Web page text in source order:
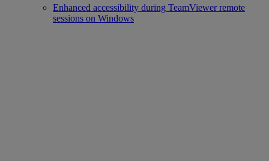
Enhanced accessibility during TeamViewer remote
sessions on Windows